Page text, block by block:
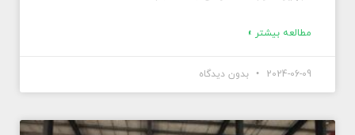
مطالعه بیشتر »
2024-06-09 بدون دیدگاه